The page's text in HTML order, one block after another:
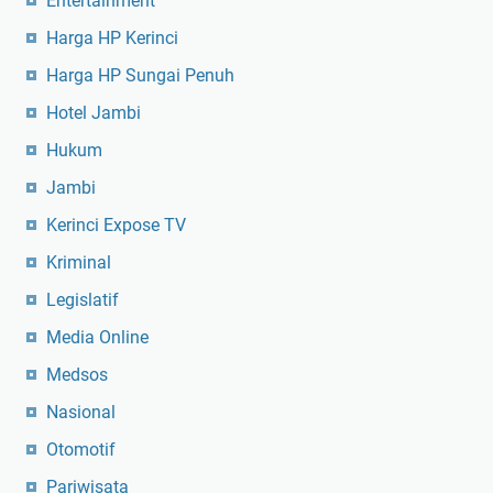
Harga HP Kerinci
Harga HP Sungai Penuh
Hotel Jambi
Hukum
Jambi
Kerinci Expose TV
Kriminal
Legislatif
Media Online
Medsos
Nasional
Otomotif
Pariwisata